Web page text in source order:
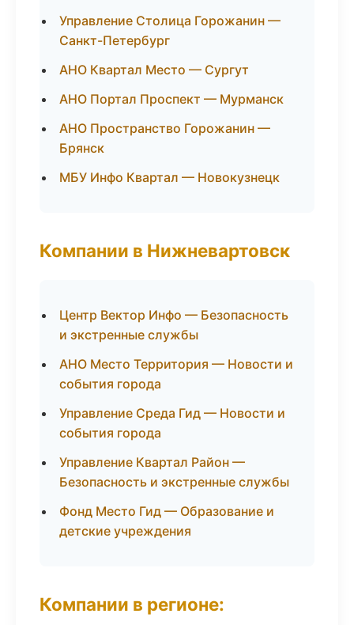
Управление Столица Горожанин —
Санкт-Петербург
АНО Квартал Место — Сургут
АНО Портал Проспект — Мурманск
АНО Пространство Горожанин —
Брянск
МБУ Инфо Квартал — Новокузнецк
Компании в Нижневартовск
Центр Вектор Инфо — Безопасность
и экстренные службы
АНО Место Территория — Новости и
события города
Управление Среда Гид — Новости и
события города
Управление Квартал Район —
Безопасность и экстренные службы
Фонд Место Гид — Образование и
детские учреждения
Компании в регионе: